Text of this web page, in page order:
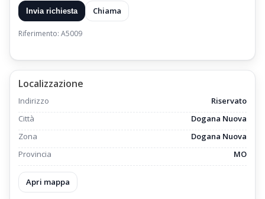
Invia richiesta Chiama
Riferimento: A5009
Localizzazione
Indirizzo
Riservato
Città
Dogana Nuova
Zona
Dogana Nuova
Provincia
MO
Apri mappa